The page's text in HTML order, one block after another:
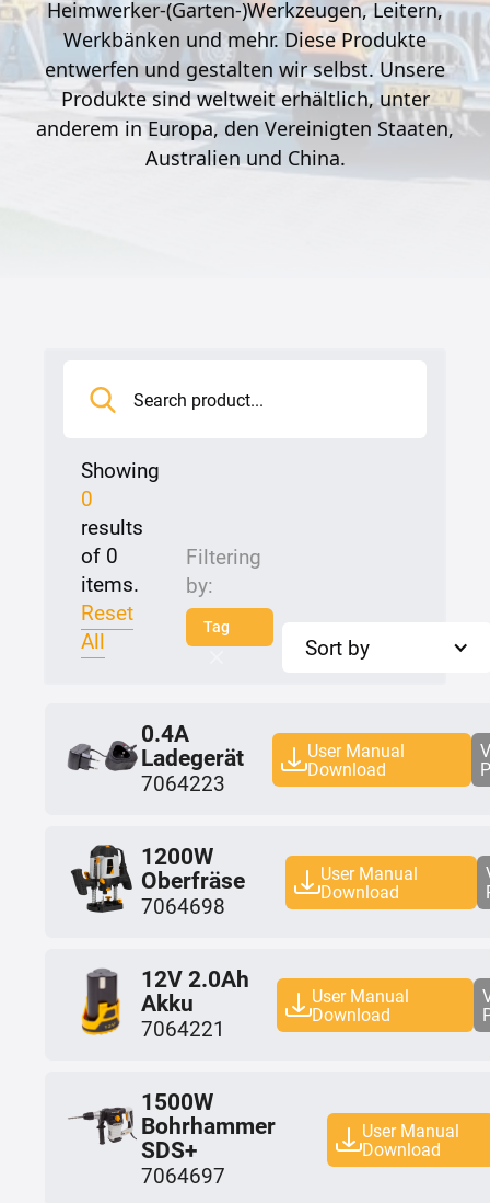
Heimwerker-(Garten-)Werkzeugen, Leitern,
Werkbänken und mehr. Diese Produkte
entwerfen und gestalten wir selbst. Unsere
Produkte sind weltweit erhältlich, unter
anderem in Europa, den Vereinigten Staaten,
Australien und China.
Showing
0
results
of 0
items.
Reset
All
Filtering
by:
Tag
Sort by
0.4A
Ladegerät
7064223
User Manual
Download
1200W
Oberfräse
7064698
User Manual
Download
12V 2.0Ah
Akku
7064221
User Manual
Download
1500W
Bohrhammer
SDS+
7064697
User Manual
Download